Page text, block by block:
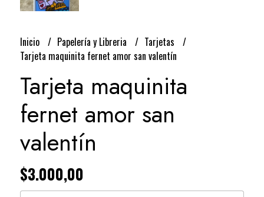
Inicio Papelería y Libreria
Tarjetas
Tarjeta maquinita fernet amor san valentín
Tarjeta maquinita
fernet amor san
valentín
$3.000,00